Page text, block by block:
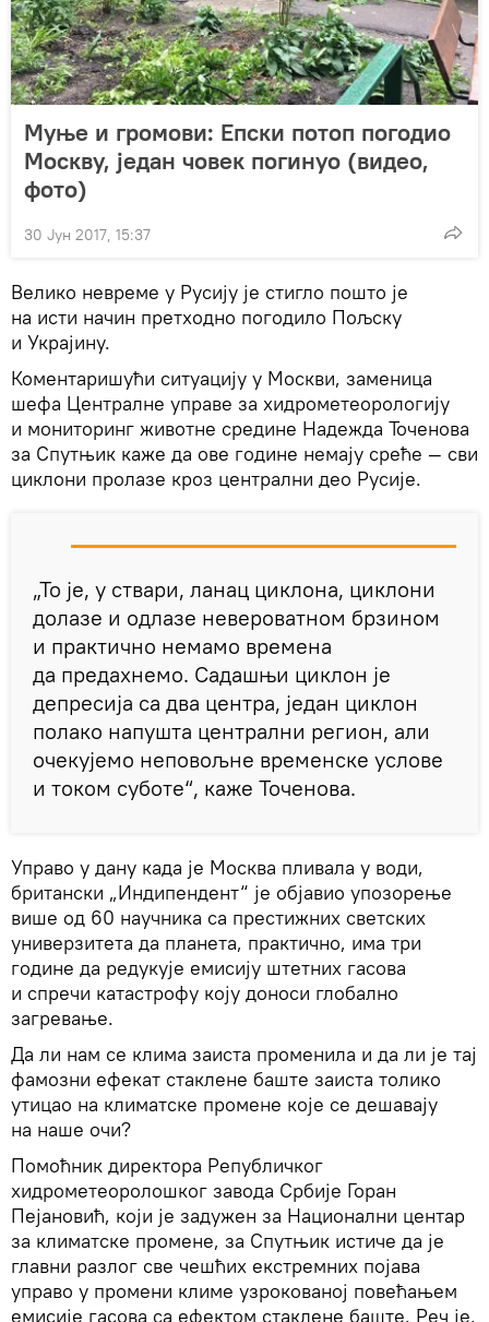
Муње и громови: Епски потоп погодио
Москву, један човек погинуо (видео,
фото)
30 Јун 2017, 15:37
Велико невреме у Русију је стигло пошто је
на исти начин претходно погодило Пољску
и Украјину.
Коментаришући ситуацију у Москви, заменица
шефа Централне управе за хидрометеорологију
и мониторинг животне средине Надежда Точенова
за Спутњик каже да ове године немају среће — сви
циклони пролазе кроз централни део Русије.
„То је, у ствари, ланац циклона, циклони
долазе и одлазе невероватном брзином
и практично немамо времена
да предахнемо. Садашњи циклон је
депресија са два центра, један циклон
полако напушта централни регион, али
очекујемо неповољне временске услове
и током суботе“, каже Точенова.
Управо у дану када је Москва пливала у води,
британски „Индипендент“ је објавио упозорење
више од 60 научника са престижних светских
универзитета да планета, практично, има три
године да редукује емисију штетних гасова
и спречи катастрофу коју доноси глобално
загревање.
Да ли нам се клима заиста променила и да ли је тај
фамозни ефекат стаклене баште заиста толико
утицао на климатске промене које се дешавају
на наше очи?
Помоћник директора Републичког
хидрометеоролошког завода Србије Горан
Пејановић, који је задужен за Национални центар
за климатске промене, за Спутњик истиче да је
главни разлог све чешћих екстремних појава
управо у промени климе узрокованој повећањем
емисије гасова са ефектом стаклене баште. Реч је,